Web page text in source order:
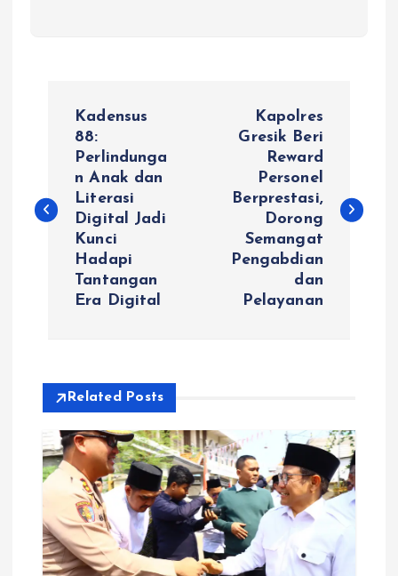
v
i
p
o
s
Kadensus
88:
Perlindunga
n Anak dan
Literasi
Digital Jadi
Kunci
Hadapi
Tantangan
Era Digital
Kapolres
Gresik Beri
Reward
Personel
Berprestasi,
Dorong
Semangat
Pengabdian
dan
Pelayanan
Related Posts